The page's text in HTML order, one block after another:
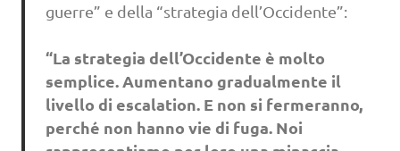
guerre” e della “strategia dell’Occidente”:
“La strategia dell’Occidente è molto
semplice. Aumentano gradualmente il
livello di escalation. E non si fermeranno,
perché non hanno vie di fuga. Noi